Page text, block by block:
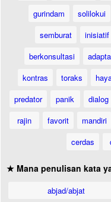
gurindam
solilokui
semburat
inisiatif
berkonsultasi
kontras
toraks
predator
panik dialog
rajin
favorit mandiri
cerdas
★ Mana penulisan kata
abjad/abjat